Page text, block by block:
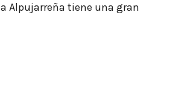
Alpujarreña tiene una gran